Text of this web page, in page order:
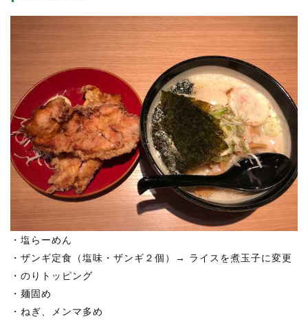
・塩らーめん
・ザンギ定食（塩味・ザンギ２個）→ ライスを煮玉子に変更
・のりトッピング
・麺固め
・ねぎ、メンマ多め